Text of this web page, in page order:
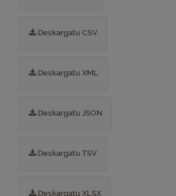
Deskargatu CSV
Deskargatu XML
Deskargatu JSON
Deskargatu TSV
Deskargatu XLSX